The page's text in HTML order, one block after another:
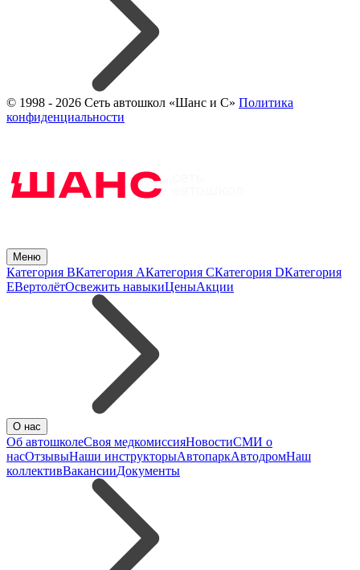
© 1998 - 2026 Сеть автошкол «Шанс и С» Политика
конфиденциальности
Меню
Категория BКатегория AКатегория CКатегория DКатегория
EВертолётОсвежить навыкиЦеныАкции
О нас
Об автошколеСвоя медкомиссияНовостиСМИ о
насОтзывыНаши инструкторыАвтопаркАвтодромНаш
коллективВакансииДокументы